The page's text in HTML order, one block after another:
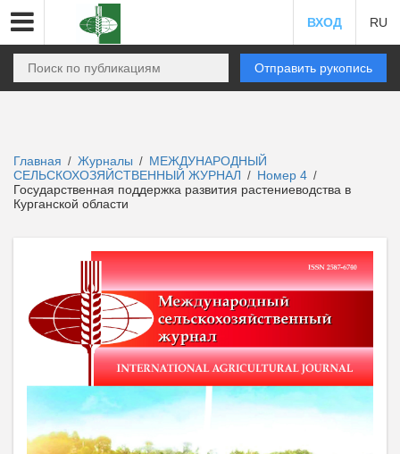
ВХОД RU
Отправить рукопись
Главная / Журналы / МЕЖДУНАРОДНЫЙ
СЕЛЬСКОХОЗЯЙСТВЕННЫЙ ЖУРНАЛ / Номер 4 /
Государственная поддержка развития растениеводства в
Курганской области